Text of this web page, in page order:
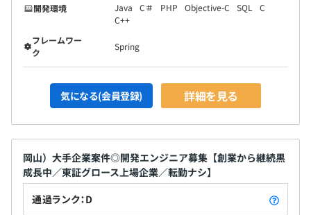
開発環境
Java C＃ PHP Objective-C SQL
C
C++
フレームワー
ク
Spring
気になる(会員登録) 詳細を見る
岡山）大手企業案件◎開発エンジニア募集【創業から継続黒
成長中／東証グロース上場企業／転勤ナシ】
通過ランク：D